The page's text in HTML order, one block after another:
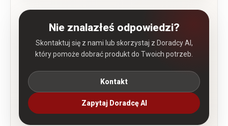
Nie znalazłeś odpowiedzi?
Skontaktuj się z nami lub skorzystaj z Doradcy AI,
który pomoże dobrać produkt do Twoich potrzeb.
Kontakt
Zapytaj Doradcę AI